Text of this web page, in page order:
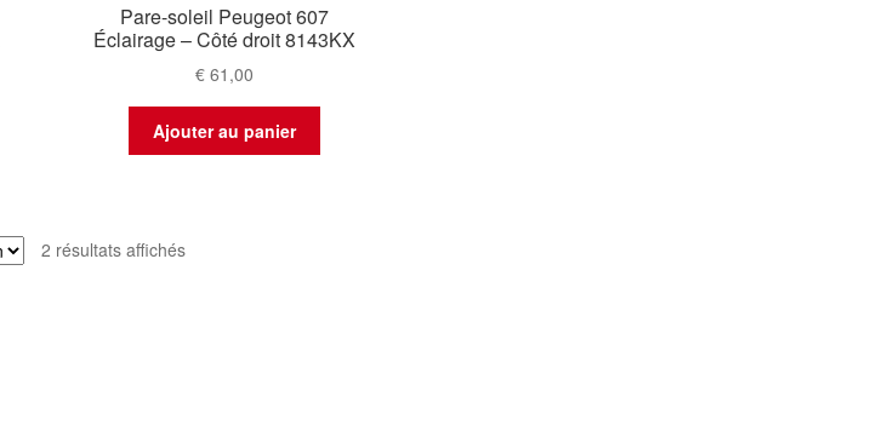
Pare-soleil Peugeot 607
Éclairage – Côté droit 8143KX
€61,00
Ajouter au panier
2 résultats affichésTrié